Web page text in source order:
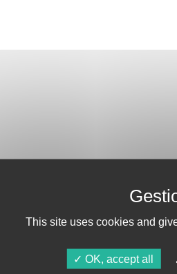
This site uses cookies and
OK, accept all